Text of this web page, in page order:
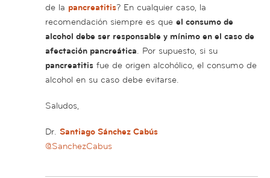
de la pancreatitis? En cualquier caso, la
recomendación siempre es que el consumo de
alcohol debe ser responsable y mínimo en el caso de
afectación pancreática. Por supuesto, si su
pancreatitis fue de origen alcohólico, el consumo de
alcohol en su caso debe evitarse.
Saludos,
Dr. Santiago Sánchez Cabús
@SanchezCabus